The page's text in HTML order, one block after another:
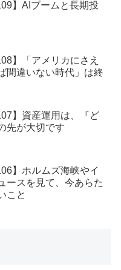
】AIブームと長期投
】「アメリカにさえ
間違いない時代」は終
】資産運用は、『ど
先が大切です
】ホルムズ海峡やイ
ースを見て、今あらた
こと